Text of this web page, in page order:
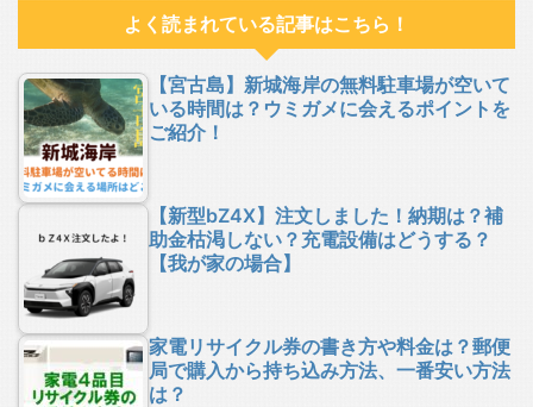
よく読まれている記事はこちら！
【宮古島】新城海岸の無料駐車場が空いて
いる時間は？ウミガメに会えるポイントを
ご紹介！
【新型bZ4X】注文しました！納期は？補
助金枯渇しない？充電設備はどうする？
【我が家の場合】
家電リサイクル券の書き方や料金は？郵便
局で購入から持ち込み方法、一番安い方法
は？